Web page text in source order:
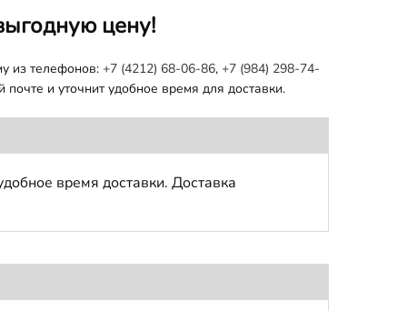
цену!
из телефонов: +7 (4212) 68-06-86, +7 (984) 298-74-
и уточнит удобное время для доставки.
время доставки. Доставка